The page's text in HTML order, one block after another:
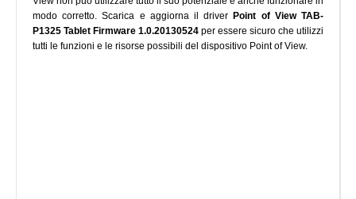
modo corretto. Scarica e aggiorna il driver Point of View TAB-
P1325 Tablet Firmware 1.0.20130524 per essere sicuro che utilizzi
tutti le funzioni e le risorse possibili del dispositivo Point of View.